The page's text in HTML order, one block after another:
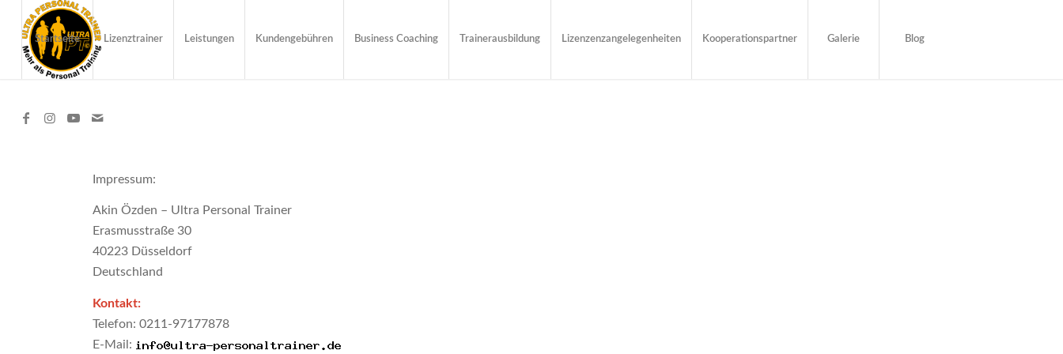
Startseite Lizenztrainer Leistungen Kundengebühren Business Coaching Trainerausbildung Lizenzenzangelegenheiten Kooperationspartner Galerie Blog
Impressum:
Akin Özden – Ultra Personal Trainer
Erasmusstraße 30
40223 Düsseldorf
Deutschland
Kontakt:
Telefon: 0211-97177878
E-Mail: